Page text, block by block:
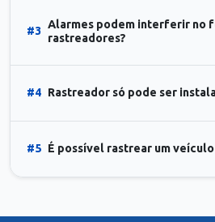
#3
Alarmes podem interferir no
rastreadores?
#4 Rastreador só pode ser
#5 É possível rastrear um